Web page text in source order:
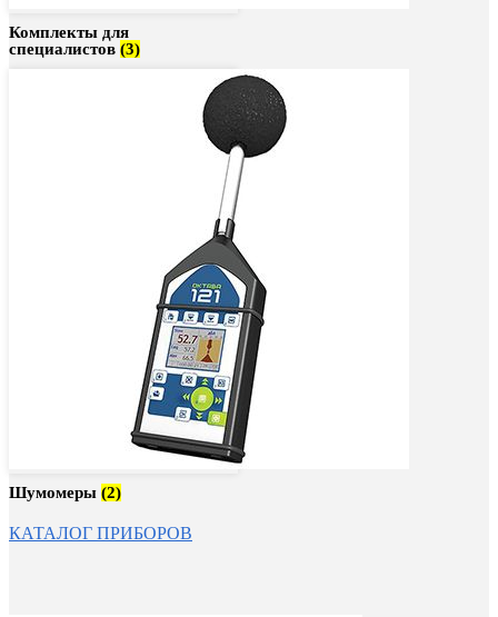
Комплекты для
специалистов (3)
Шумомеры (2)
КАТАЛОГ ПРИБОРОВ